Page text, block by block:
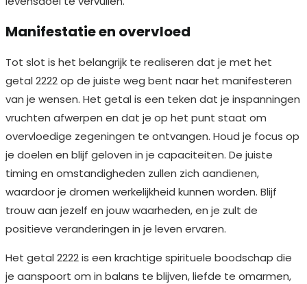
Manifestatie en overvloed
Tot slot is het belangrijk te realiseren dat je met het
getal 2222 op de juiste weg bent naar het manifesteren
van je wensen. Het getal is een teken dat je inspanningen
vruchten afwerpen en dat je op het punt staat om
overvloedige zegeningen te ontvangen. Houd je focus op
je doelen en blijf geloven in je capaciteiten. De juiste
timing en omstandigheden zullen zich aandienen,
waardoor je dromen werkelijkheid kunnen worden. Blijf
trouw aan jezelf en jouw waarheden, en je zult de
positieve veranderingen in je leven ervaren.
Het getal 2222 is een krachtige spirituele boodschap die
je aanspoort om in balans te blijven, liefde te omarmen,